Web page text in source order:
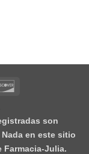
son
en este sitio
Julia.